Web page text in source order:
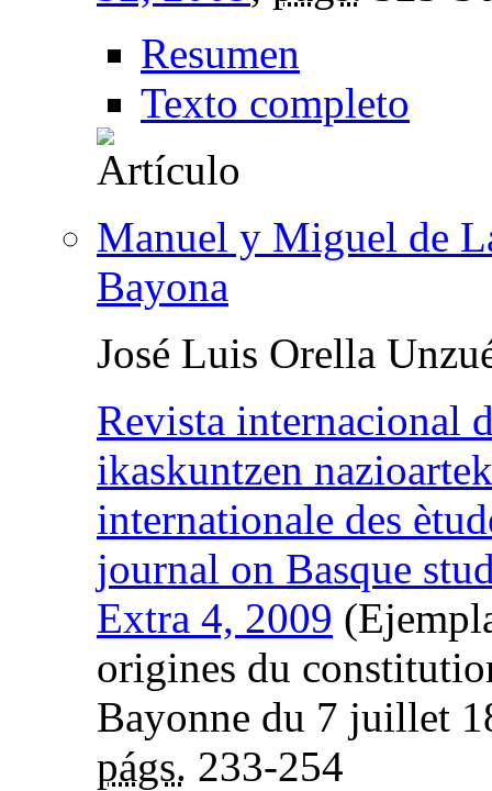
Resumen
Texto completo
Manuel y Miguel de
Bayona
José Luis Orella
Revista internacional
ikaskuntzen
internationale des
journal on Basque
Extra 4, 2009
origines du
Bayonne du 7 juillet
págs. 233-254